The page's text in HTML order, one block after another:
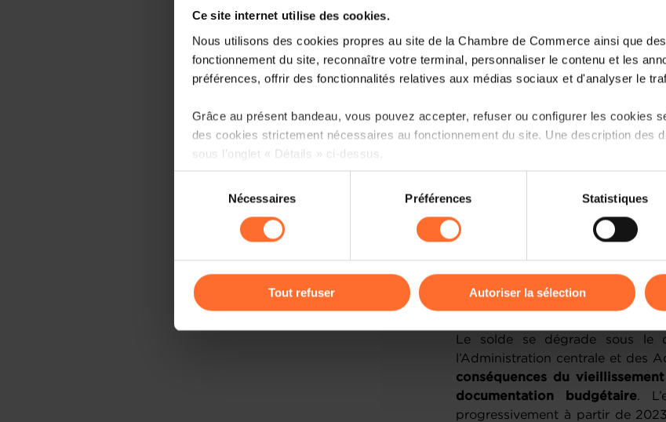
Ce site internet utilise des cookies.
Nous utilisons des cookies propres au site de la Chambre de Commerce ainsi que
fonctionnement du site, reconnaître votre terminal, personnaliser le contenu et les
préférences, offrir des fonctionnalités relatives aux médias sociaux et d'analyser le
Grâce au présent bandeau, vous pouvez accepter, refuser ou configurer les cookies
des cookies strictement nécessaires au fonctionnement du site. Une description des
sous l’onglet « Détails » ci-dessus.
Il est précisé que la navigation sur le site et certaines fonctionnalités (ex : lecture de
sociaux, sauvegarde des préférences de lecture vidéo, personnalisation de
cas de refus de tous les cookies ou des cookies non nécessaires.
gauche de chaque page.
Charte d’usage des cookieset notre
consentement
Nécessaires Préférences Statistiques
Tout refuser Autoriser la sélection
l’Administration centrale ne
2025 (de 100 millions EUR)
à concurrence de 806 millions
ménages et des entreprises dans
La Chambre de Commerce
ne serait-ce que timidement,
planification budgétaire, les
(+4,5%) et le solde devrait
le Gouvernement à tenir cet
actes, à ne pas créer de
dépenses à une analyse coût-
Un modèle social à réformer
L’analyse du solde de
Sécurité Sociale et les
Le solde se dégrade sous le
l’Administration centrale et des
conséquences du
documentation budgétaire.
progressivement à partir de